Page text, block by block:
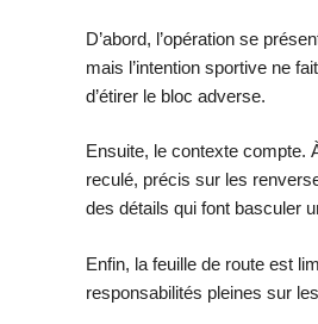
D’abord, l’opération se
mais l’intention sportive ne
d’étirer le bloc adverse.
Ensuite, le contexte compte.
reculé, précis sur les
des détails qui font basculer
Enfin, la feuille de route est
responsabilités pleines sur